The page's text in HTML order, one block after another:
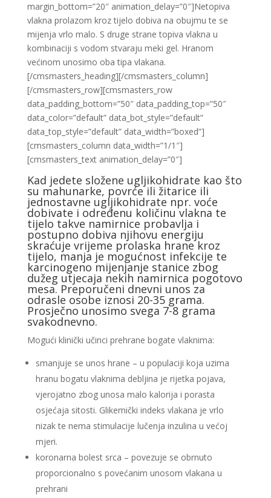
margin_bottom=”20″ animation_delay=”0″]Netopiva
vlakna prolazom kroz tijelo dobiva na obujmu te se
mijenja vrlo malo. S druge strane topiva vlakna u
kombinaciji s vodom stvaraju meki gel. Hranom
većinom unosimo oba tipa vlakana.
[/cmsmasters_heading][/cmsmasters_column]
[/cmsmasters_row][cmsmasters_row
data_padding_bottom=”50″ data_padding_top=”50″
data_color=”default” data_bot_style=”default”
data_top_style=”default” data_width=”boxed”]
[cmsmasters_column data_width=”1/1″]
[cmsmasters_text animation_delay=”0″]
Kad jedete složene ugljikohidrate kao što
su mahunarke, povrće ili žitarice ili
jednostavne ugljikohidrate npr. voće
dobivate i određenu količinu vlakna te
tijelo takve namirnice probavlja i
postupno dobiva njihovu energiju
skraćuje vrijeme prolaska hrane kroz
tijelo, manja je mogućnost infekcije te
karcinogeno mijenjanje stanice zbog
dužeg utjecaja nekih namirnica pogotovo
mesa. Preporučeni dnevni unos za
odrasle osobe iznosi 20-35 grama.
Prosječno unosimo svega 7-8 grama
svakodnevno.
Mogući klinički učinci prehrane bogate vlaknima:
smanjuje se unos hrane – u populaciji koja uzima
hranu bogatu vlaknima debljina je rijetka pojava,
vjerojatno zbog unosa malo kalorija i porasta
osjećaja sitosti. Glikemički indeks vlakana je vrlo
nizak te nema stimulacije lučenja inzulina u većoj
mjeri.
koronarna bolest srca – povezuje se obrnuto
proporcionalno s povećanim unosom vlakana u
prehrani